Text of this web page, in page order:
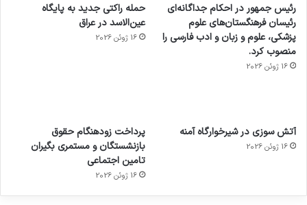
رئیس جمهور در احکام جداگانه‌ای
رئیسان فرهنگستان‌های علوم
پزشکی، علوم و زبان و ادب فارسی را
منصوب کرد.
16 ژوئن 2026
حمله راکتی جدید به پایگاه
عین‌الاسد در عراق
16 ژوئن 2026
آتش سوزی در شیرخوارگاه آمنه
16 ژوئن 2026
پرداخت زودهنگام حقوق
بازنشستگان و مستمری بگیران
تامین اجتماعی
16 ژوئن 2026
برای
کشف
توسط
مجازی
…
ساعت
هوشمند
با طعم
توسط
ژاکت
در
های
2023
توسط